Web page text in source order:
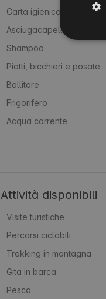
Carta igienica
Asciugacapelli
Shampoo
Piatti, bicchieri e posate
Bollitore
Frigorifero
Acqua corrente
Attività disponibili
Visite turistiche
Percorsi ciclabili
Trekking in montagna
Gita in barca
Pesca